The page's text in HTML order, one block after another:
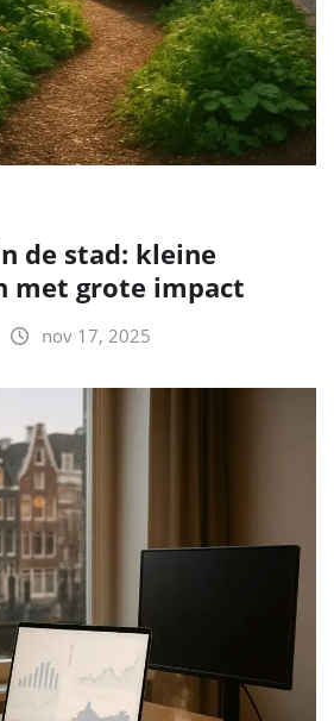
de stad: kleine
met grote impact
nov 17, 2025